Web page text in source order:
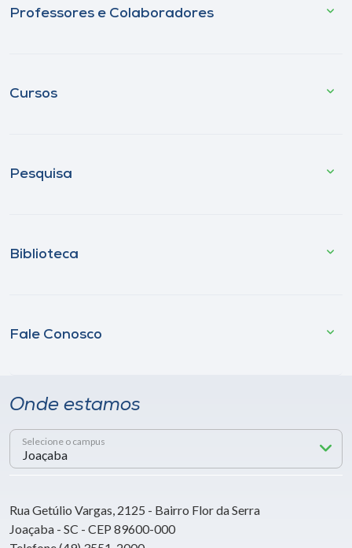
Professores e Colaboradores
Cursos
Pesquisa
Biblioteca
Fale Conosco
Onde estamos
Selecione o campus
Rua Getúlio Vargas, 2125 - Bairro Flor da Serra
Joaçaba - SC - CEP 89600-000